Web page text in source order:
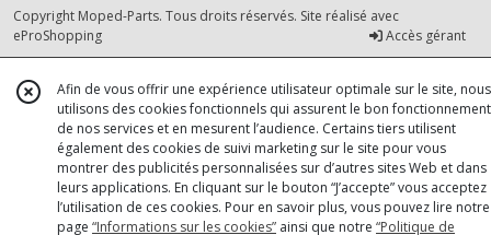
Copyright Moped-Parts. Tous droits réservés. Site réalisé avec
eProShopping
Accès gérant
Afin de vous offrir une expérience utilisateur optimale sur le site, nous
utilisons des cookies fonctionnels qui assurent le bon fonctionnement
de nos services et en mesurent l’audience. Certains tiers utilisent
également des cookies de suivi marketing sur le site pour vous
montrer des publicités personnalisées sur d’autres sites Web et dans
leurs applications. En cliquant sur le bouton “J’accepte” vous acceptez
l’utilisation de ces cookies. Pour en savoir plus, vous pouvez lire notre
page “Informations sur les cookies” ainsi que notre “Politique de